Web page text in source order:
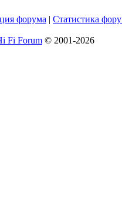
форума | Статистика
Fi Forum © 2001-2026